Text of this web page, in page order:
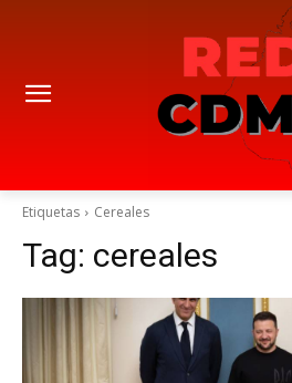
Etiquetas Cereales
Tag: cereales